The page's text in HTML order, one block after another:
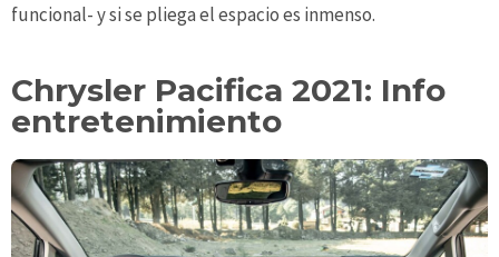
funcional- y si se pliega el espacio es inmenso.
Chrysler Pacifica 2021: Info
entretenimiento